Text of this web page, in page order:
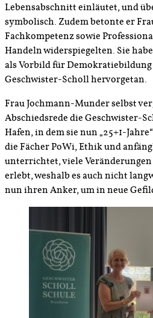
Lebensabschnitt einläutet, und
symbolisch. Zudem betonte er
Fachkompetenz sowie
Handeln widerspiegelten. Sie
als Vorbild für
Geschwister-Scholl hervorgetan.
Frau Jochmann-Munder selbst
Abschiedsrede die Geschwister-
Hafen, in dem sie nun „25+1-
die Fächer PoWi, Ethik und
unterrichtet, viele
erlebt, weshalb es auch nicht
nun ihren Anker, um in neue